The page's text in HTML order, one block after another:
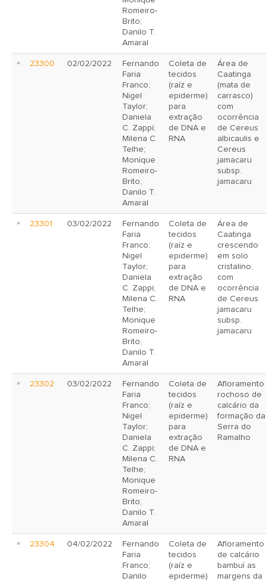
Romeiro-
Brito;
Danilo T.
Amaral
23300 02/02/2022
Fernando
Faria
Franco;
Nigel
Taylor;
Daniela
C. Zappi;
Milena C.
Telhe;
Monique
Romeiro-
Brito;
Danilo T.
Amaral
Coleta de
tecidos
(raíz e
epiderme)
para
extração
de DNA e
RNA
Área de
Caatinga
(mata de
carrasco)
com
ocorrência
de Cereus
albicaulis e
Cereus
jamacaru
subsp.
jamacaru
23301 03/02/2022
Fernando
Faria
Franco;
Nigel
Taylor;
Daniela
C. Zappi;
Milena C.
Telhe;
Monique
Romeiro-
Brito;
Danilo T.
Amaral
Coleta de
tecidos
(raíz e
epiderme)
para
extração
de DNA e
RNA
Área de
Caatinga
crescendo
em solo
cristalino,
com
ocorrência
de Cereus
jamacaru
subsp.
jamacaru
23302 03/02/2022
Fernando
Faria
Franco;
Nigel
Taylor;
Daniela
C. Zappi;
Milena C.
Telhe;
Monique
Romeiro-
Brito;
Danilo T.
Amaral
Coleta de
tecidos
(raíz e
epiderme)
para
extração
de DNA e
RNA
Afloramento
rochoso de
calcário da
formação da
Serra do
Ramalho
23304 04/02/2022
Fernando
Faria
Franco;
Danilo
Coleta de
tecidos
(raíz e
epiderme)
Afloramento
de calcário
bambuí as
margens da